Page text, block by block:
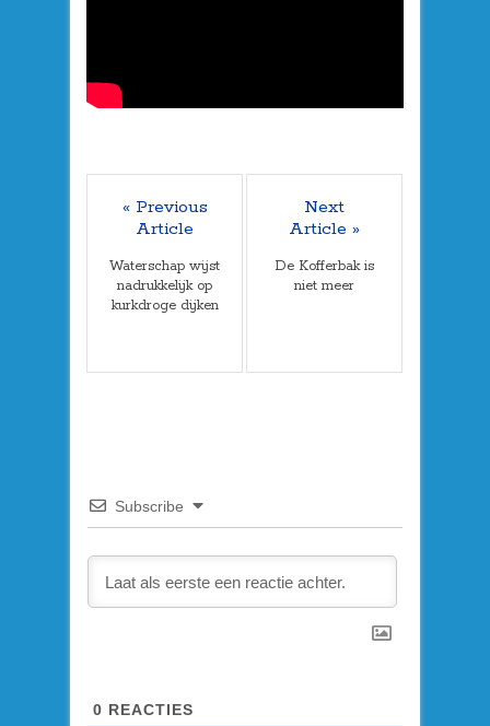
« Previous
Article
Waterschap wijst
nadrukkelijk op
kurkdroge dijken
Next
Article »
De Kofferbak is
niet meer
Subscribe
0 REACTIES